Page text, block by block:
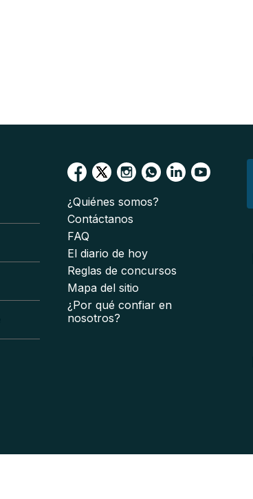
¿Quiénes somos?
Contáctanos
FAQ
El diario de hoy
Reglas de concursos
Mapa del sitio
¿Por qué confiar en
nosotros?